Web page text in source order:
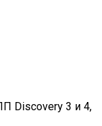
Discovery 3 и 4,